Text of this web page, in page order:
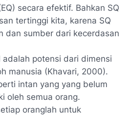
secara efektif. Bahkan SQ
tertinggi kita, karena SQ
dan sumber dari kecerdasan
adalah potensi dari dimensi
manusia (Khavari, 2000).
intan yang yang belum
oleh semua orang.
oranglah untuk